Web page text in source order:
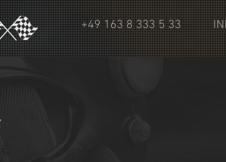
+49 163 8 333 5 33